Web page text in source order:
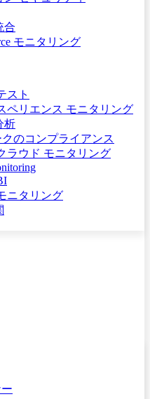
合
モニタリング
スト
ペリエンス モニタリング
析
のコンプライアンス
ラウド モニタリング
ニタリング